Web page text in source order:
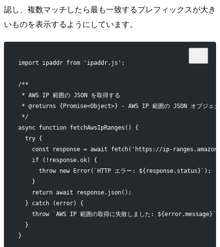
認し、複数マッチしたら最も一致するプレフィックスが大き
いものを表示するようにしています。
import ipaddr from 'ipaddr.js';
/**
* AWS IP 範囲の JSON を取得する
* @returns {Promise<Object>} - AWS IP 範囲の JSON オブジェ
*/
async function fetchAwsIpRanges() {
  try {
const response = await fetch('https://ip-
    if (!response.ok) {
      throw new Error(`HTTP エラー: ${response.status}`);
    }
    return await response.json();
  } catch (error) {
    throw `AWS IP 範囲の取得に失敗しました: ${error.message}`;
  }
}